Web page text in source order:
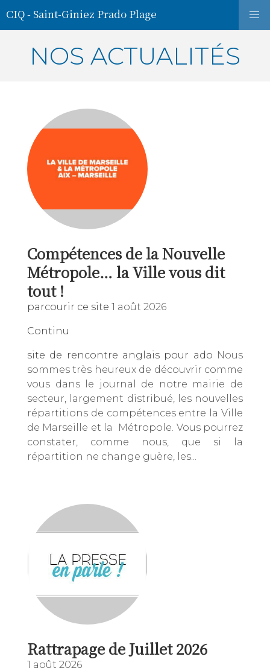
CIQ - Saint-Giniez Prado Plage
NOS ACTUALITÉS
Compétences de la Nouvelle
Métropole… la Ville vous dit
tout !
parcourir ce site 1 août 2026
Continu
site de rencontre anglais pour ado Nous
sommes très heureux de découvrir comme
vous dans le journal de notre mairie de
secteur, largement distribué, les nouvelles
répartitions de compétences entre la Ville
de Marseille et la Métropole. Vous pourrez
constater, comme nous, que si la
répartition ne change guère, les...
Rattrapage de Juillet 2026
1 août 2026